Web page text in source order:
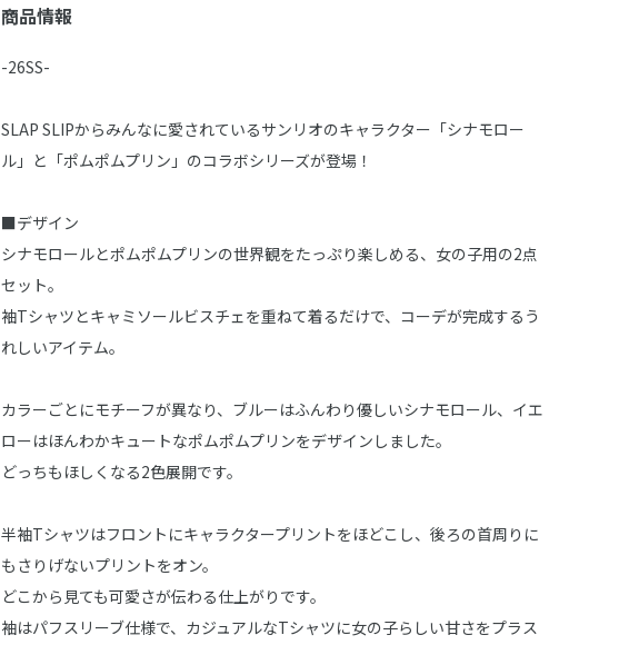
商品情報
-26SS-
SLAP SLIPからみんなに愛されているサンリオのキャラクター「シナモロー
ル」と「ポムポムプリン」のコラボシリーズが登場！
■デザイン
シナモロールとポムポムプリンの世界観をたっぷり楽しめる、女の子用の2点
セット。
袖Tシャツとキャミソールビスチェを重ねて着るだけで、コーデが完成するう
れしいアイテム。
カラーごとにモチーフが異なり、ブルーはふんわり優しいシナモロール、イエ
ローはほんわかキュートなポムポムプリンをデザインしました。
どっちもほしくなる2色展開です。
半袖Tシャツはフロントにキャラクタープリントをほどこし、後ろの首周りに
もさりげないプリントをオン。
どこから見ても可愛さが伝わる仕上がりです。
袖はパフスリーブ仕様で、カジュアルなTシャツに女の子らしい甘さをプラス